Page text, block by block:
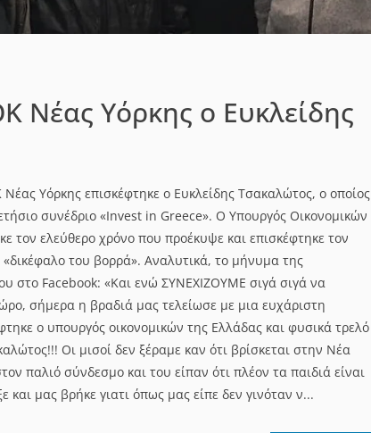
Νέας Υόρκης ο Ευκλείδης
Υόρκης επισκέφτηκε ο Ευκλείδης Τσακαλώτος, ο οποίος
συνέδριο «Invest in Greece». Ο Υπουργός Οικονομικών
τον ελεύθερο χρόνο που προέκυψε και επισκέφτηκε τον
του βορρά». Αναλυτικά, το μήνυμα της
στο Facebook: «Και ενώ ΣΥΝΕΧΙΖΟΥΜΕ σιγά σιγά να
σήμερα η βραδιά μας τελείωσε με μια ευχάριστη
ο υπουργός οικονομικών της Ελλάδας και φυσικά τρελό
Οι μισοί δεν ξέραμε καν ότι βρίσκεται στην Νέα
παλιό σύνδεσμο και του είπαν ότι πλέον τα παιδιά είναι
και μας βρήκε γιατι όπως μας είπε δεν γινόταν ν...